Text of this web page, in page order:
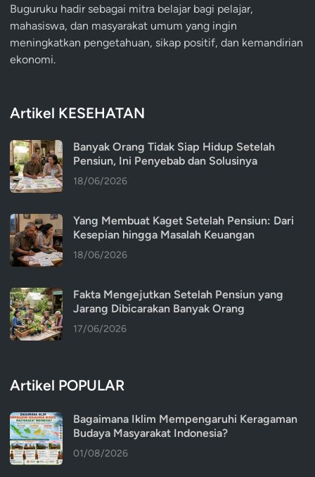
Buguruku hadir sebagai mitra belajar bagi pelajar,
mahasiswa, dan masyarakat umum yang ingin
meningkatkan pengetahuan, sikap positif, dan kemandirian
ekonomi.
Artikel KESEHATAN
Banyak Orang Tidak Siap Hidup Setelah
Pensiun, Ini Penyebab dan Solusinya
18/06/2026
Yang Membuat Kaget Setelah Pensiun: Dari
Kesepian hingga Masalah Keuangan
18/06/2026
Fakta Mengejutkan Setelah Pensiun yang
Jarang Dibicarakan Banyak Orang
17/06/2026
Artikel POPULAR
Bagaimana Iklim Mempengaruhi Keragaman
Budaya Masyarakat Indonesia?
01/08/2026